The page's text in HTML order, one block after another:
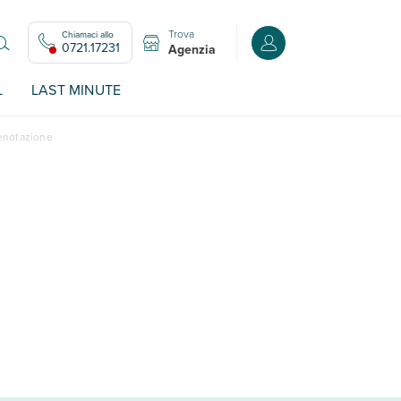
Chiamaci allo
0721.17231
Trova
Agenzia Accedi o registrati
LAST MINUTE